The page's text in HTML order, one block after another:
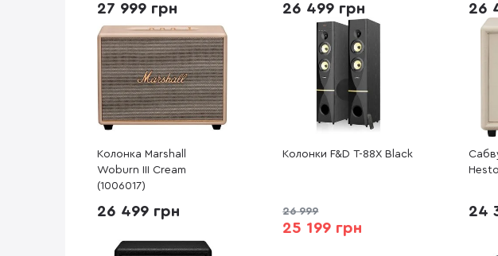
27 999 грн 26 499 грн 26
Колонка Marshall
Woburn III Cream
(1006017)
26 499 грн
Колонки F&D T-88X Black
26 999
25 199 грн
24